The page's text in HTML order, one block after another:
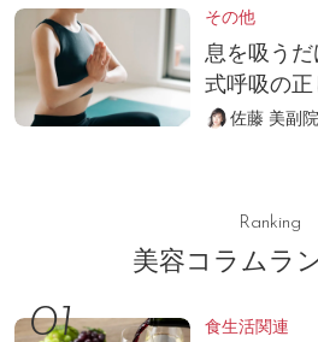
その他
息を吸う
式呼吸の
佐藤 美副
Ranking
美容コラムラ
食生活関連